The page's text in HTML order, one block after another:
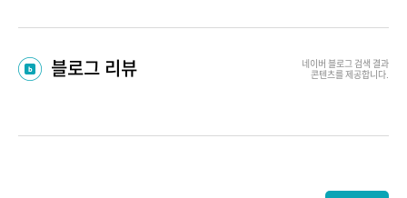
블로그 리뷰 네이버 블로그 검색 결과
콘텐츠를 제공합니다.